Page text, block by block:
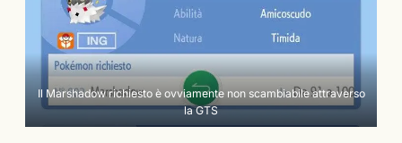
Il Marshadow richiesto è ovviamente non scambiabile attraverso
la GTS